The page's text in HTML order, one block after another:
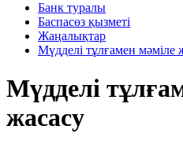
Банк туралы
Баспасөз қызметі
Жаңалықтар
Мүдделі тұлғамен мәміле
Мүдделі
жасасу